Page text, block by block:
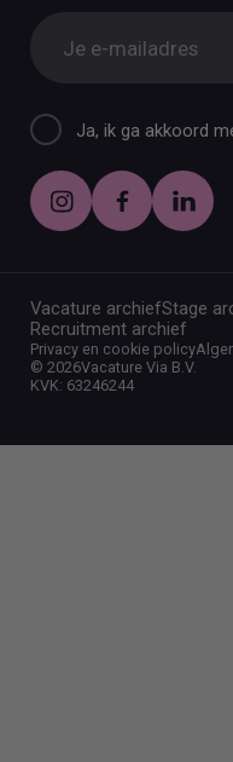
Ja, ik ga akkoord
Vacature archiefStage
Recruitment archief
©2026Vacature Via B.V.
KVK: 63246244
Privacy en cookie policy